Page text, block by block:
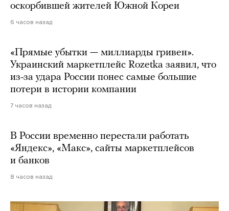
оскорбившей жителей Южной Кореи
6 часов назад
«Прямые убытки — миллиарды гривен».
Украинский маркетплейс Rozetka заявил, что
из-за удара России понес самые большие
потери в истории компании
7 часов назад
В России временно перестали работать
«Яндекс», «Макс», сайты маркетплейсов
и банков
8 часов назад